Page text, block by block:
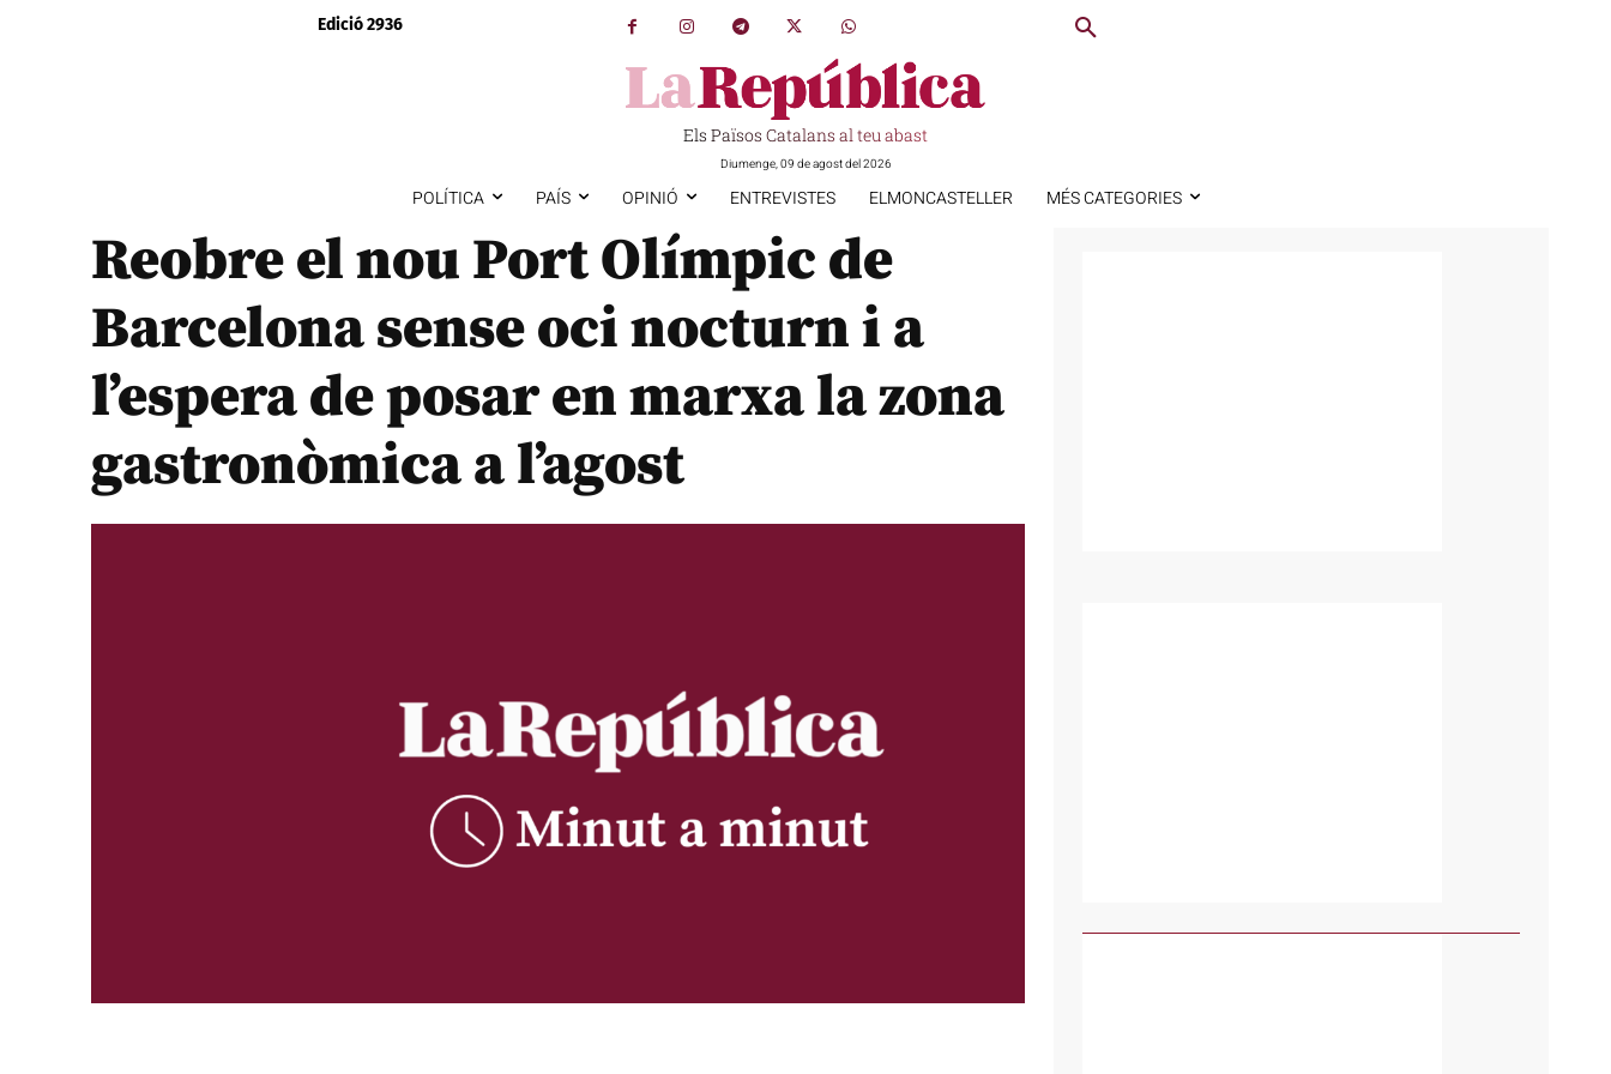
Edició 2936
Els Països Catalans al teu abast
Diumenge, 09 de agost del 2026
POLÍTICA PAÍS OPINIÓ ENTREVISTES ELMONCASTELLER MÉS CATEGORIES
Reobre el nou Port Olímpic de
Barcelona sense oci nocturn i a
l’espera de posar en marxa la zona
gastronòmica a l’agost